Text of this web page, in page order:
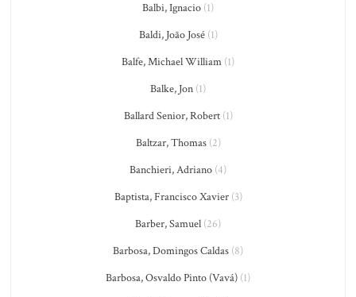
Balbi, Ignacio (1)
Baldi, João José(1)
Balfe, Michael William (1)
Balke, Jon (1)
Ballard Senior, Robert(1)
Baltzar, Thomas(2)
Banchieri, Adriano (4)
Baptista, Francisco Xavier(3)
Barber, Samuel (26)
Barbosa, Domingos Caldas (8)
Barbosa, Osvaldo Pinto (Vavá) (1)